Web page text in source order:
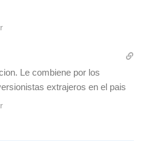
Le combiene por los
extrajeros en el pais